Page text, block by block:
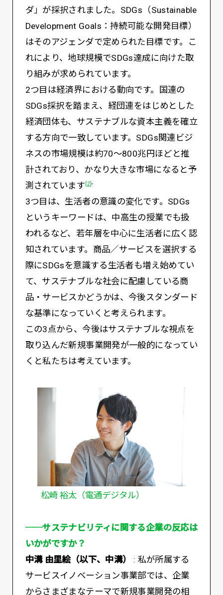
ダ」が採択されました。SDGs（Sustainable
Development Goals：持続可能な開発目標）
はそのアジェンダで定められた目標です。こ
れにより、地球規模でSDGs達成に向けた取
り組みが求められています。
2つ目は経済界における動向です。国連の
SDGs採択を踏まえ、経団連をはじめとした
経済団体も、サステナブルな資本主義を確立
する方向で一致しています。SDGs関連ビジ
ネスの市場規模は約70～800兆円ほどと推
計されており、かなり大きな市場になると予
測されています [2]。
3つ目は、生活者の意識の変化です。SDGs
というキーワードは、中高生の授業でも扱
われるなど、若年層を中心に生活者に広く認
知されています。商品／サービスを選択する
際にSDGsを意識する生活者も増え始めてい
て、サステナブルな社会に配慮している商
品・サービスかどうかは、今後スタンダード
な基準になっていくと考えられます。
この3点から、今後はサステナブルな視点を
取り込んだ新規事業開発が一般的になってい
くと私たちは考えています。
松崎 裕太（電通デジタル）
──サステナビリティに関する企業の反応は
いかがですか？
中溝 由里絵（以下、中溝）
: 私が所属する
サービスイノベーション事業部では、企業
からさまざまなテーマで新規事業開発の相